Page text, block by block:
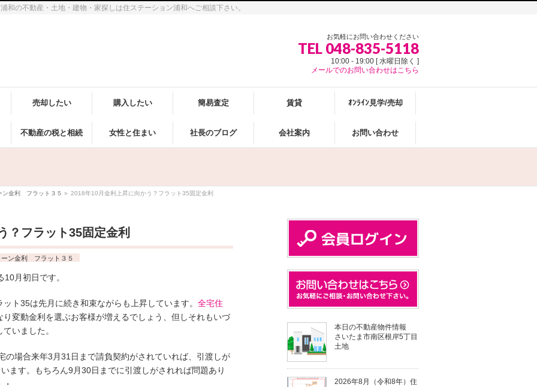
和の不動産・土地・建物・家探しは住ステーション浦和へご相談下さい。
お気軽にお問い合わせください
TEL 048-835-5118
10:00 - 19:00 [ 水曜日除く ]
メールでのお問い合わせはこちら
売却したい 購入したい 簡易査定 賃貸 ｵﾝﾗｲﾝ見学/売却
不動産の税と相続 女性と住まい 社長のブログ 会社案内 お問い合わせ
ン金利 フラット３５ » 2018年10月金利上昇に向かう？フラット35固定金利
？フラット35固定金利
ーン金利 フラット３５
月初日です。
ト35は先月に続き和束ながらも上昇しています。 全宅住
変動金利を選ぶお客様が増えるでしょう、但しそれもいづ
いました。
の場合来年3月31日まで請負契約がされていれば、引渡しが
ます。もちろん9月30日までに引渡しがされれば問題あり
本日の不動産物件情報
さいたま市南区根岸5丁目
土地
2026年8月（令和8年）住